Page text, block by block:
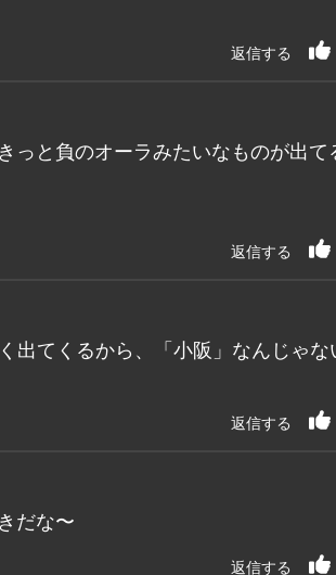
返信する
っと負のオーラみたいなものが出て
返信する
出てくるから、「小阪」なんじゃな
返信する
だな〜
返信する